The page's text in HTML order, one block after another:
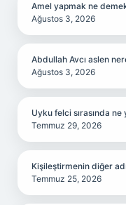
Amel yapmak ne
Ağustos 3, 2026
Abdullah Avcı aslen
Ağustos 3, 2026
Uyku felci sırasında ne
Temmuz 29, 2026
Kişileştirmenin diğer
Temmuz 25, 2026